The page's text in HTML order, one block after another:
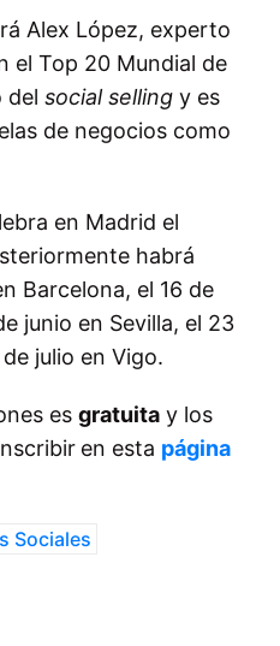
Alex López, experto
el Top 20 Mundial de
del social selling y es
de negocios como
en Madrid el
habrá
Barcelona, el 16 de
junio en Sevilla, el 23
julio en Vigo.
es gratuita y los
en esta página
Sociales